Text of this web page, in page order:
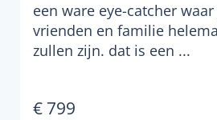
een ware eye-catcher
vrienden en familie
zullen zijn. dat is een ...
€ 799